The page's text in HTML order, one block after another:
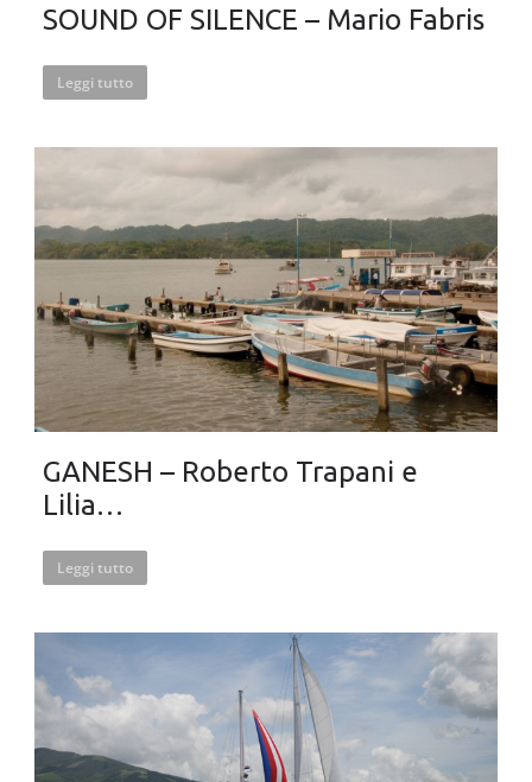
SOUND OF SILENCE – Mario Fabris
Leggi tutto
GANESH – Roberto Trapani e
Lilia…
Leggi tutto